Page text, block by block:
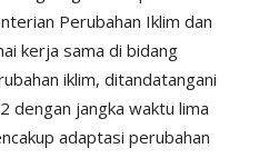
Perubahan Iklim dan
kerja sama di bidang
iklim, ditandatangani
dengan jangka waktu lima
adaptasi perubahan